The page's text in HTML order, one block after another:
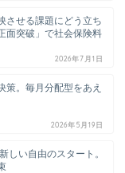
させる課題にどう立ち
面突破」で社会保険料
2026年7月1日
策。毎月分配型をあえ
2026年5月19日
しい自由のスタート。